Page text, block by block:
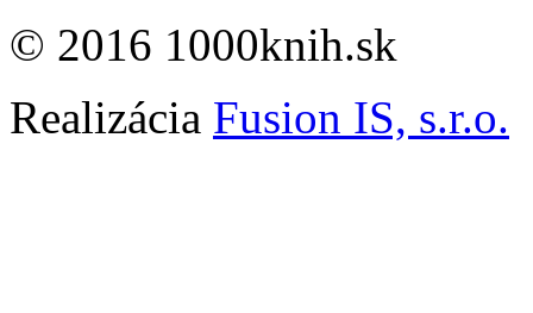
© 2016 1000knih.sk
Realizácia Fusion IS, s.r.o.